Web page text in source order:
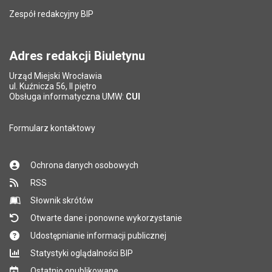
Pytanie antyspamowe
*
Pole wymagane
Zespół redakcyjny BIP
Adres redakcji Biuletynu
Urząd Miejski Wrocławia
ul. Kuźnicza 56, II piętro
Obsługa informatyczna UMW: CUI
Formularz kontaktowy
Ochrona danych osobowych
RSS
Słownik skrótów
Otwarte dane i ponowne wykorzystanie
Udostępnianie informacji publicznej
Statystyki oglądalności BIP